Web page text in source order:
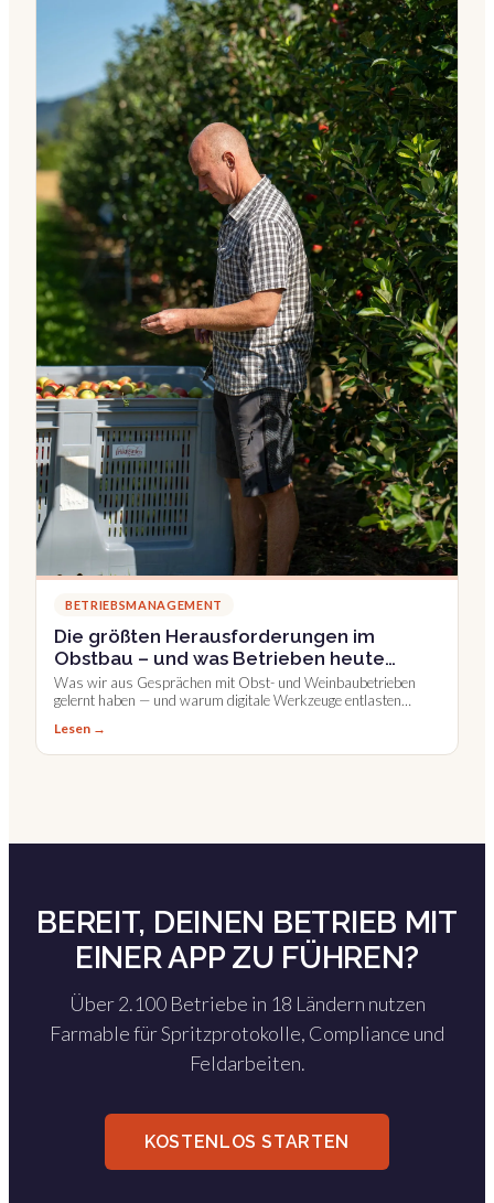
BETRIEBSMANAGEMENT
Die größten Herausforderungen im
Obstbau – und was Betrieben heute
wirklich hilft
Was wir aus Gesprächen mit Obst- und Weinbaubetrieben
gelernt haben — und warum digitale Werkzeuge entlasten
Lesen →
BEREIT, DEINEN BETRIEB MIT
EINER APP ZU FÜHREN?
Über 2.100 Betriebe in 18 Ländern nutzen
Farmable für Spritzprotokolle, Compliance und
Feldarbeiten.
KOSTENLOS STARTEN